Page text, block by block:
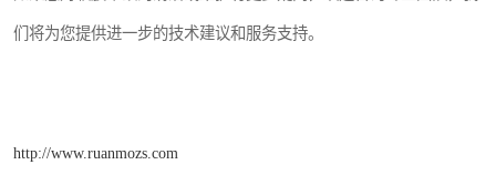
们将为您提供进一步的技术建议和服务支持。
http://www.ruanmozs.com